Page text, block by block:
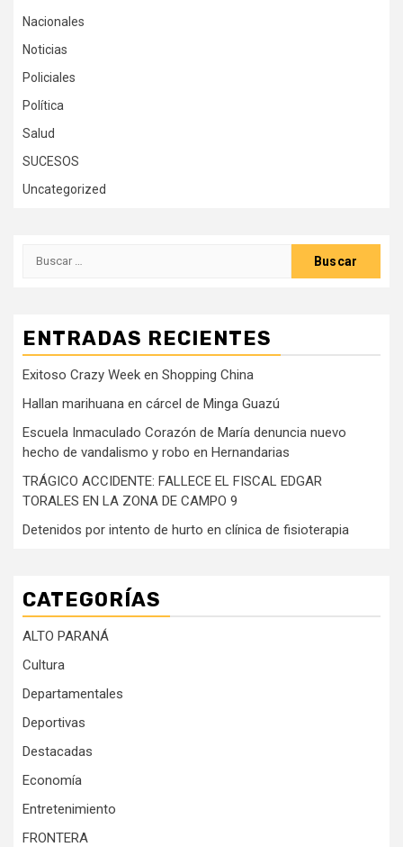
Nacionales
Noticias
Policiales
Política
Salud
SUCESOS
Uncategorized
Buscar:
ENTRADAS RECIENTES
Exitoso Crazy Week en Shopping China
Hallan marihuana en cárcel de Minga Guazú
Escuela Inmaculado Corazón de María denuncia nuevo
hecho de vandalismo y robo en Hernandarias
TRÁGICO ACCIDENTE: FALLECE EL FISCAL EDGAR
TORALES EN LA ZONA DE CAMPO 9
Detenidos por intento de hurto en clínica de fisioterapia
CATEGORÍAS
ALTO PARANÁ
Cultura
Departamentales
Deportivas
Destacadas
Economía
Entretenimiento
FRONTERA